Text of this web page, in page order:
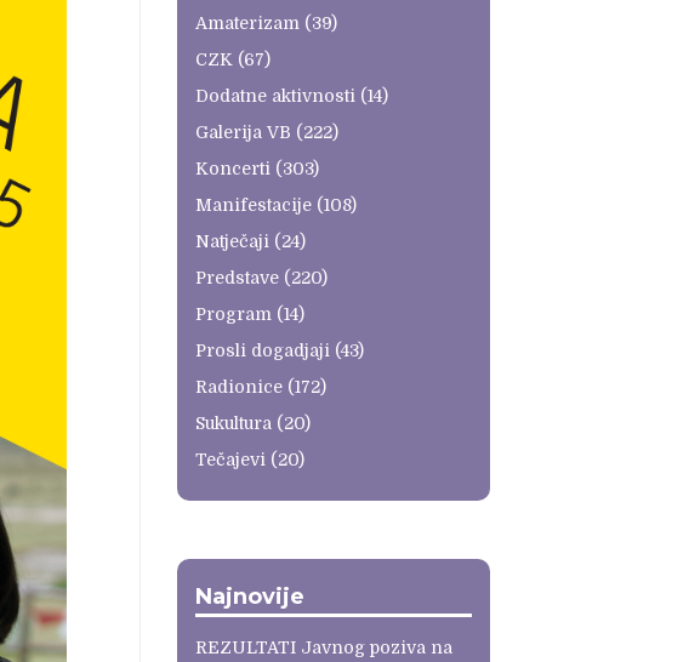
Amaterizam (39)
CZK (67)
Dodatne aktivnosti (14)
Galerija VB (222)
Koncerti (303)
Manifestacije(108)
Natječaji (24)
Predstave(220)
Program (14)
Prosli dogadjaji (43)
Radionice(172)
Sukultura (20)
Tečajevi (20)
Najnovije
REZULTATI Javnog poziva na